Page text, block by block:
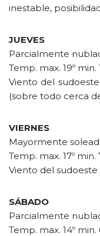
inestable,
JUEVES
Parcialmente
Temp. max. 19º min.
Viento del
(sobre todo cerca
VIERNES
Mayormente
Temp. max. 17º min.
Viento del sudoeste
SÁBADO
Parcialmente
Temp. max. 14º min.